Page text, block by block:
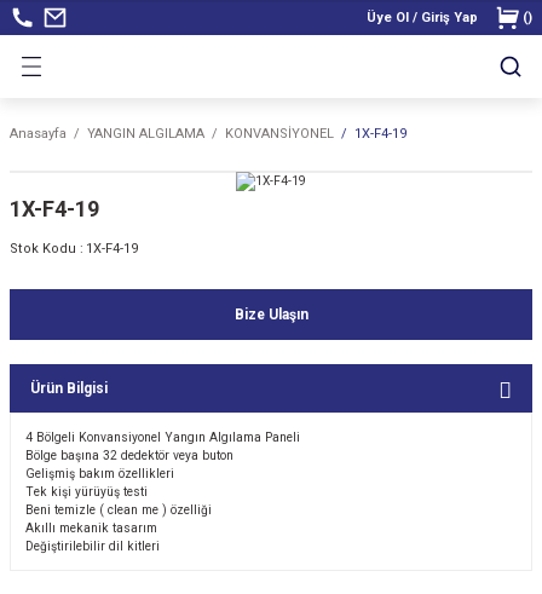
Üye Ol / Giriş Yap ()
Anasayfa YANGIN ALGILAMA KONVANSİYONEL 1X-F4-19
1X-F4-19
Stok Kodu : 1X-F4-19
Bize Ulaşın
Ürün Bilgisi
4 Bölgeli Konvansiyonel Yangın Algılama Paneli
Bölge başına 32 dedektör veya buton
Gelişmiş bakım özellikleri
Tek kişi yürüyüş testi
Beni temizle ( clean me ) özelliği
Akıllı mekanik tasarım
Değiştirilebilir dil kitleri